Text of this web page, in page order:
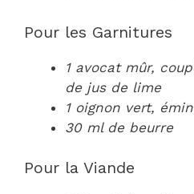
Pour les Garnitures
1 avocat mûr,
de jus de lime
1 oignon vert,
30 ml de beurre
Pour la Viande